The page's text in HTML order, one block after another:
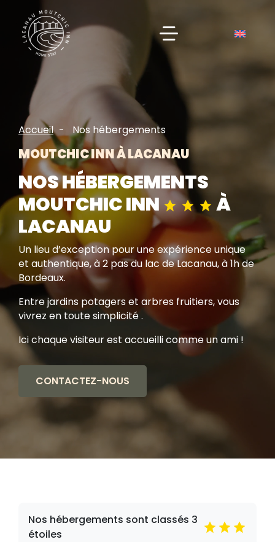
Accueil Nos hébergements
MOUTCHIC INN À LACANAU
NOS HÉBERGEMENTS
MOUTCHIC INN
À
LACANAU
Un lieu d’exception pour une expérience unique
et authentique, à 2 pas du lac de Lacanau, à 1h de
Bordeaux.
Entre jardins potagers et arbres fruitiers, vous
vivrez en toute simplicité .
Ici chaque visiteur est accueilli comme un ami !
CONTACTEZ-NOUS
Nos hébergements sont classés 3
étoiles